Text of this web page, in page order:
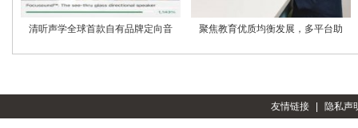
清听声学全球首款自有品牌定向音 聚焦教育优质均衡发展，多平台助
友情链接 隐私声